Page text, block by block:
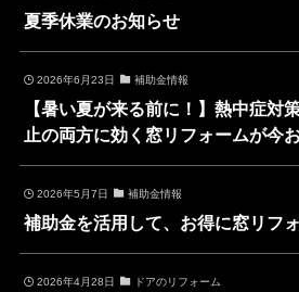
夏季休業のお知らせ
2026年6月23日 補助金情報
【暑い夏が来る前に！】熱中症対
止の両方に効く窓リフォームが今
2026年5月7日 補助金情報
補助金を活用して、お得に窓リフ
2026年4月28日 ドアのリフォーム